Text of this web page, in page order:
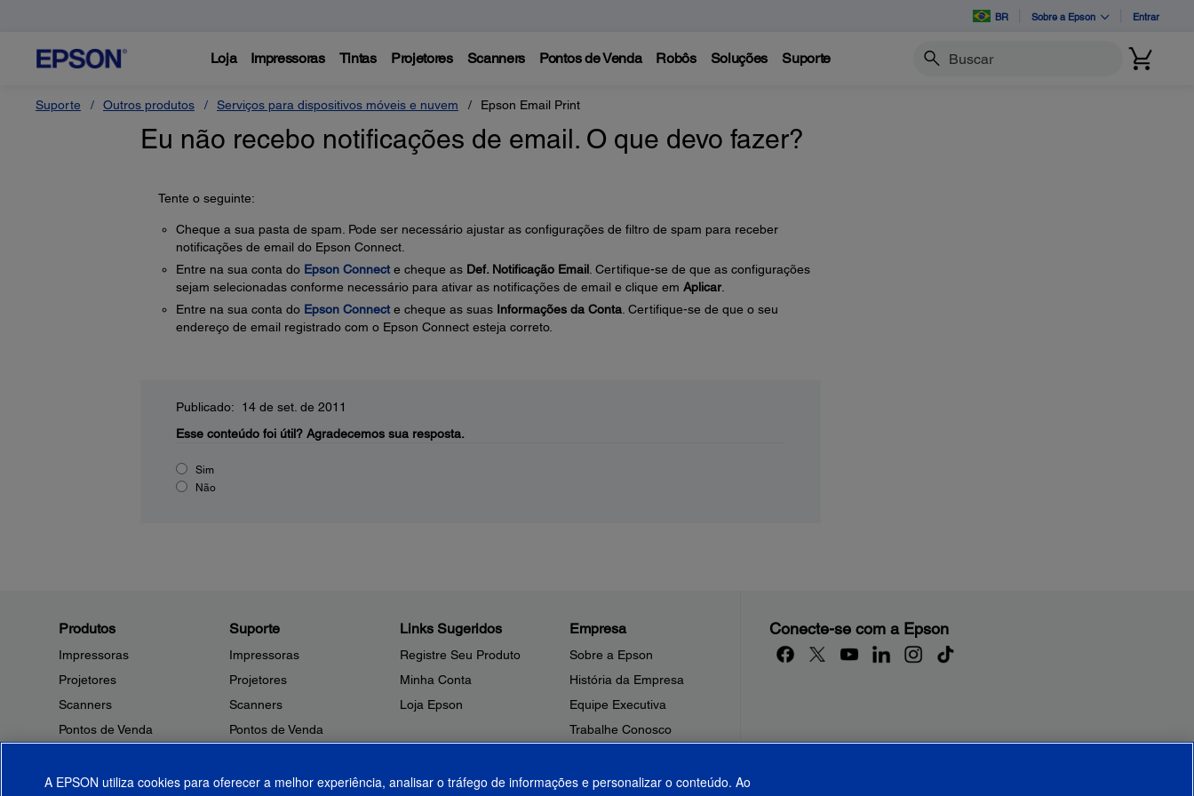
BR Sobre a Epson Entrar
Loja Impressoras Tintas Projetores Scanners Pontos de Venda Robôs Soluções Suporte Buscar
Suporte Outros produtos Serviços para dispositivos móveis e nuvem Epson Email Print
Eu não recebo notificações de email. O que devo fazer?
Tente o seguinte:
Cheque a sua pasta de spam. Pode ser necessário ajustar as configurações de filtro de spam para receber
notificações de email do Epson Connect.
Entre na sua conta do Epson Connecte cheque as Def. Notificação Email. Certifique-se de que as configurações
sejam selecionadas conforme necessário para ativar as notificações de email e clique em Aplicar.
Entre na sua conta do Epson Connecte cheque as suas Informações da Conta. Certifique-se de que o seu
endereço de email registrado com o Epson Connect esteja correto.
Publicado: 14 de set. de 2011
Esse conteúdo foi útil? Agradecemos sua resposta.
Sim
Não
Produtos
Impressoras
Projetores
Scanners
Pontos de Venda
Microdispositivos
Suporte
Impressoras
Projetores
Scanners
Pontos de Venda
Outros Produtos
Links Sugeridos
Registre Seu Produto
Minha Conta
Loja Epson
Empresa
Sobre a Epson
História da Empresa
Equipe Executiva
Trabalhe Conosco
Fale Conosco
Conecte-se com a Epson
A EPSON utiliza cookies para oferecer a melhor experiência, analisar o tráfego de informações e personalizar o conteúdo. Ao